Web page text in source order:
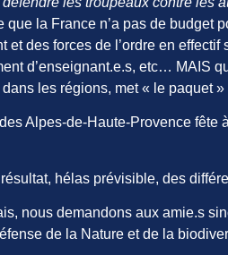
que la France n’a pas de budget
et des forces de l’ordre en
d’enseignant.e.s, etc… MAIS
les régions, met « le paquet
Alpes-de-Haute-Provence fête
hélas prévisible, des
nous demandons aux amie.s
de la Nature et de la